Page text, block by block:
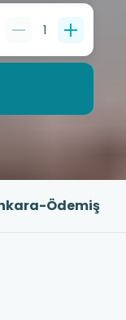
1
Ödemiş